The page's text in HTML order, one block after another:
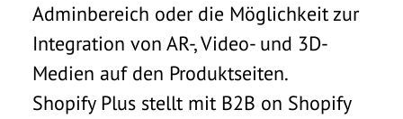
Adminbereich oder die Möglichkeit zur
Integration von AR-, Video- und 3D-
Medien auf den Produktseiten.
Shopify Plus stellt mit B2B on Shopify